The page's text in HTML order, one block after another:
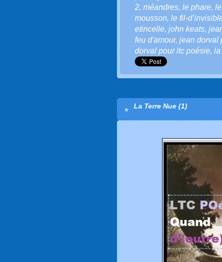
2, méandres, le phare,
mousson, le fil-
etincelle, john keats,
feu d'amour, jean dorval
dorval pour ltc poésie, la
La Terre Nue (1)